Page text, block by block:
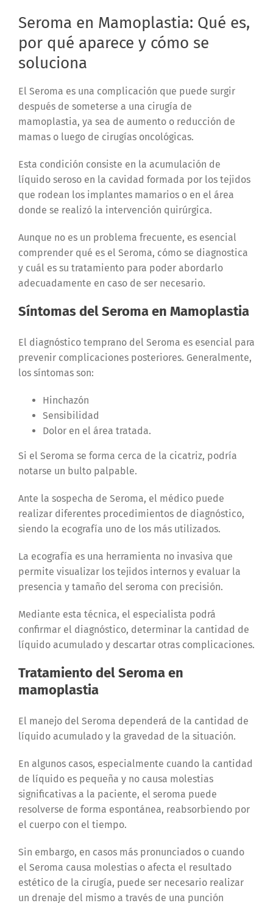
Seroma en Mamoplastia: Qué es,
por qué aparece y cómo se
soluciona
El Seroma es una complicación que puede surgir
después de someterse a una cirugía de
mamoplastia, ya sea de aumento o reducción de
mamas o luego de cirugías oncológicas.
Esta condición consiste en la acumulación de
líquido seroso en la cavidad formada por los tejidos
que rodean los implantes mamarios o en el área
donde se realizó la intervención quirúrgica.
Aunque no es un problema frecuente, es esencial
comprender qué es el Seroma, cómo se diagnostica
y cuál es su tratamiento para poder abordarlo
adecuadamente en caso de ser necesario.
Síntomas del Seroma en Mamoplastia
El diagnóstico temprano del Seroma es esencial para
prevenir complicaciones posteriores. Generalmente,
los síntomas son:
Hinchazón
Sensibilidad
Dolor en el área tratada.
Si el Seroma se forma cerca de la cicatriz, podría
notarse un bulto palpable.
Ante la sospecha de Seroma, el médico puede
realizar diferentes procedimientos de diagnóstico,
siendo la ecografía uno de los más utilizados.
La ecografía es una herramienta no invasiva que
permite visualizar los tejidos internos y evaluar la
presencia y tamaño del seroma con precisión.
Mediante esta técnica, el especialista podrá
confirmar el diagnóstico, determinar la cantidad de
líquido acumulado y descartar otras complicaciones.
Tratamiento del Seroma en
mamoplastia
El manejo del Seroma dependerá de la cantidad de
líquido acumulado y la gravedad de la situación.
En algunos casos, especialmente cuando la cantidad
de líquido es pequeña y no causa molestias
significativas a la paciente, el seroma puede
resolverse de forma espontánea, reabsorbiendo por
el cuerpo con el tiempo.
Sin embargo, en casos más pronunciados o cuando
el Seroma causa molestias o afecta el resultado
estético de la cirugía, puede ser necesario realizar
un drenaje del mismo a través de una punción